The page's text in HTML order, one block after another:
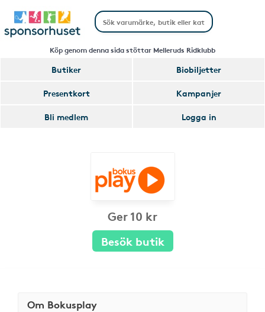
Köp genom denna sida stöttar Melleruds Ridklubb
Butiker
Biobiljetter
Presentkort
Kampanjer
Bli medlem
Logga in
Ger 10 kr
Besök butik
Om Bokusplay